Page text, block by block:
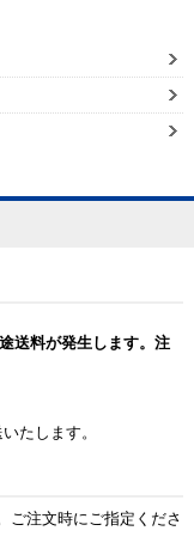
送料が発生します。注
たします。
ご注文時にご指定くださ